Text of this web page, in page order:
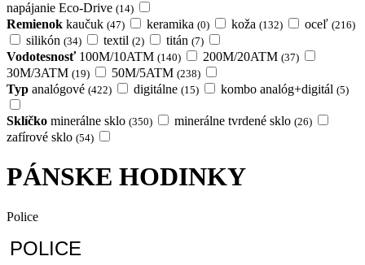
napájanie Eco-Drive (14)
Remienok kaučuk (47) keramika (0) koža (132) oceľ (216)
silikón (34) textil (2) titán (7)
Vodotesnosť 100M/10ATM (140) 200M/20ATM (37)
30M/3ATM (19) 50M/5ATM (238)
Typ analógové (422) digitálne (15) kombo analóg+digitál (5)
Sklíčko minerálne sklo (350) minerálne tvrdené sklo (26)
zafírové sklo (54)
PÁNSKE HODINKY
Police
POLICE